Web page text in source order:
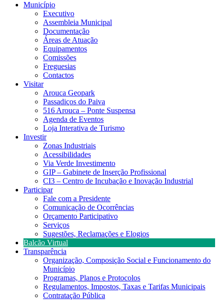
Município
Executivo
Assembleia Municipal
Documentação
Áreas de Atuação
Equipamentos
Comissões
Freguesias
Contactos
Visitar
Arouca Geopark
Passadiços do Paiva
516 Arouca – Ponte Suspensa
Agenda de Eventos
Loja Interativa de Turismo
Investir
Zonas Industriais
Acessibilidades
Via Verde Investimento
GIP – Gabinete de Inserção Profissional
CI3 – Centro de Incubação e Inovação Industrial
Participar
Fale com a Presidente
Comunicação de Ocorrências
Orçamento Participativo
Serviços
Sugestões, Reclamações e Elogios
Balcão Virtual
Transparência
Organização, Composição Social e Funcionamento do
Município
Programas, Planos e Protocolos
Regulamentos, Impostos, Taxas e Tarifas Municipais
Contratação Pública